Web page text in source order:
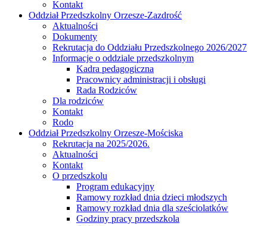
Kontakt
Oddział Przedszkolny Orzesze-Zazdrość
Aktualności
Dokumenty
Rekrutacja do Oddziału Przedszkolnego 2026/2027
Informacje o oddziale przedszkolnym
Kadra pedagogiczna
Pracownicy administracji i obsługi
Rada Rodziców
Dla rodziców
Kontakt
Rodo
Oddział Przedszkolny Orzesze-Mościska
Rekrutacja na 2025/2026.
Aktualności
Kontakt
O przedszkolu
Program edukacyjny
Ramowy rozkład dnia dzieci młodszych
Ramowy rozkład dnia dla sześciolatków
Godziny pracy przedszkola